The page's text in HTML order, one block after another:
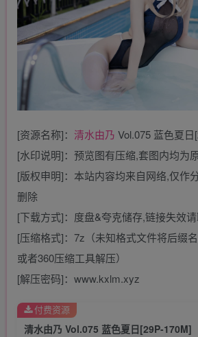
[资源名称]： 清水由乃 Vol.075 蓝色夏日
[水印说明]：预览图有压缩,套图内均为
[版权申明]：本站内容均来自网络,仅作
删除
[下载方式]：度盘&夸克储存,链接失效
[压缩格式]：7z（未知格式文件将后缀
或者360压缩工具解压）
[解压密码]：www.kxlm.xyz
清水由乃 Vol.075 蓝色夏日[29P-170M]
付费资源